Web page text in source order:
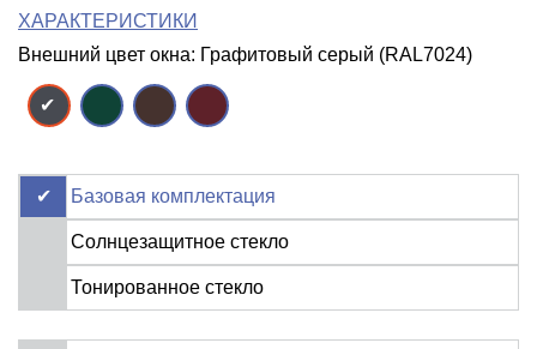
ХАРАКТЕРИСТИКИ
Внешний цвет окна: Графитовый серый (RAL7024)
Базовая комплектация
Солнцезащитное стекло
Тонированное стекло